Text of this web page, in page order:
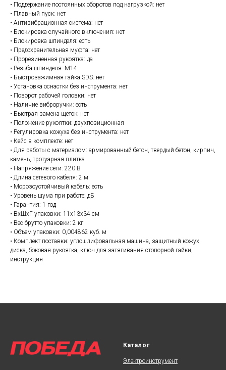
• Поддержание постоянных оборотов под нагрузкой: нет
• Плавный пуск: нет
• Антивибрационная система: нет
• Блокировка случайного включения: нет
• Блокировка шпинделя: есть
• Предохранительная муфта: нет
• Прорезиненная рукоятка: да
• Резьба шпинделя: М14
• Быстрозажимная гайка SDS: нет
• Установка оснастки без инструмента: нет
• Поворот рабочей головки: нет
• Наличие виброручки: есть
• Быстрая замена щеток: нет
• Положение рукоятки: двухпозиционная
• Регулировка кожуха без инструмента: нет
• Кейс в комплекте: нет
• Для работы с материалом: армированный бетон, твердый бетон, кирпич,
камень, тротуарная плитка
• Напряжение сети: 220 В
• Длина сетевого кабеля: 2 м
• Морозоустойчивый кабель: есть
• Уровень шума при работе: дБ
• Гарантия: 1 год
• ВхШхГ упаковки: 11х13х34 см
• Вес брутто упаковки: 2 кг
• Объем упаковки: 0,004862 куб. м
• Комплект поставки: углошлифовальная машина, защитный кожух
диска, боковая рукоятка, ключ для затягивания стопорной гайки,
инструкция
Каталог
Электроинструмент